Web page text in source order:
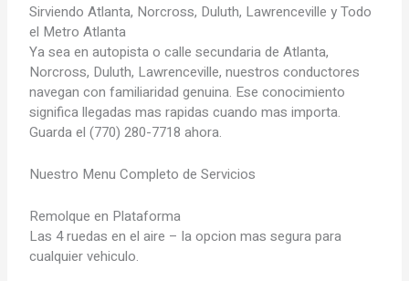
Sirviendo Atlanta, Norcross, Duluth, Lawrenceville y Todo
el Metro Atlanta
Ya sea en autopista o calle secundaria de Atlanta,
Norcross, Duluth, Lawrenceville, nuestros conductores
navegan con familiaridad genuina. Ese conocimiento
significa llegadas mas rapidas cuando mas importa.
Guarda el (770) 280-7718 ahora.
Nuestro Menu Completo de Servicios
Remolque en Plataforma
Las 4 ruedas en el aire – la opcion mas segura para
cualquier vehiculo.